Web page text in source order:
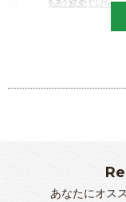
あなたにオス